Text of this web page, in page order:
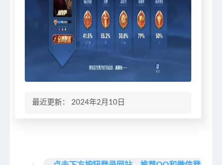
最近更新： 2024年2月10日